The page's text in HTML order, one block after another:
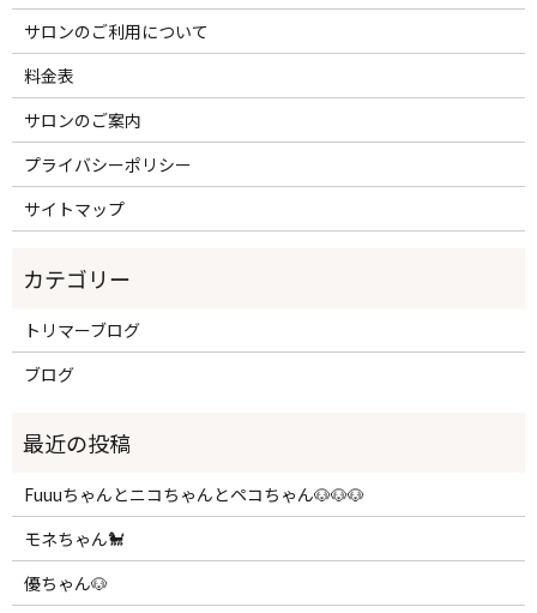
サロンのご利用について
料金表
サロンのご案内
プライバシーポリシー
サイトマップ
トリマーブログ
ブログ
Fuuuちゃんとニコちゃんとペコちゃん🐶🐶🐶
モネちゃん🐩
優ちゃん🐶